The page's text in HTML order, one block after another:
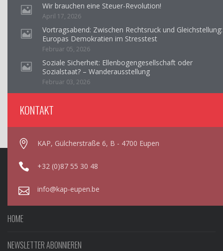
Wir brauchen eine Steuer-Revolution!
April 17, 2026
Vortragsabend: Zwischen Rechtsruck und Gleichstellung:
Europas Demokratien im Stresstest
Februar 05, 2026
Soziale Sicherheit: Ellenbogengesellschaft oder
Sozialstaat? – Wanderausstellung
Februar 03, 2026
KONTAKT
KAP, Gülcherstraße 6, B - 4700 Eupen
+32 (0)87 55 30 48
info@kap-eupen.be
HOME
NEWSLETTER ABONNIEREN